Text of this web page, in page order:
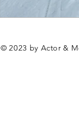
© 2023 by Actor &